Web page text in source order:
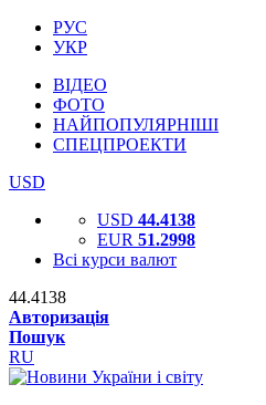
РУС
УКР
ВІДЕО
ФОТО
НАЙПОПУЛЯРНІШІ
СПЕЦПРОЕКТИ
USD
USD 44.4138
EUR 51.2998
Всі курси валют
44.4138
Авторизація
Пошук
RU